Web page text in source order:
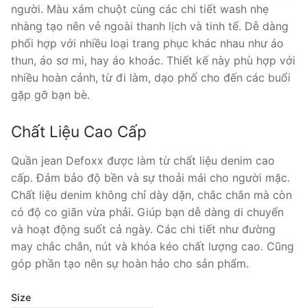
người. Màu xám chuột cùng các chi tiết wash nhẹ
nhàng tạo nên vẻ ngoài thanh lịch và tinh tế. Dễ dàng
phối hợp với nhiều loại trang phục khác nhau như áo
thun, áo sơ mi, hay áo khoác. Thiết kế này phù hợp với
nhiều hoàn cảnh, từ đi làm, dạo phố cho đến các buổi
gặp gỡ bạn bè.
Chất Liệu Cao Cấp
Quần jean Defoxx được làm từ chất liệu denim cao
cấp. Đảm bảo độ bền và sự thoải mái cho người mặc.
Chất liệu denim không chỉ dày dặn, chắc chắn mà còn
có độ co giãn vừa phải. Giúp bạn dễ dàng di chuyển
và hoạt động suốt cả ngày. Các chi tiết như đường
may chắc chắn, nút và khóa kéo chất lượng cao. Cũng
góp phần tạo nên sự hoàn hảo cho sản phẩm.
Size